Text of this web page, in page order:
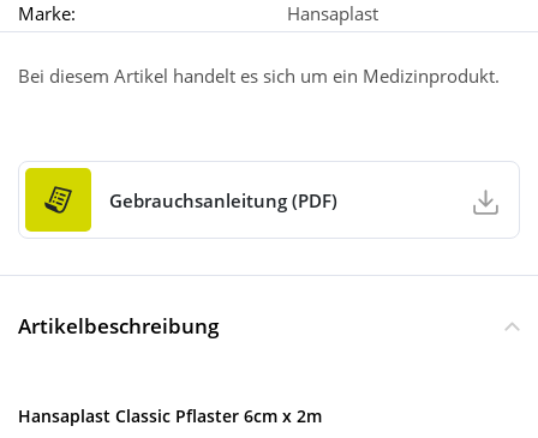
Marke:
Hansaplast
Bei diesem Artikel handelt es sich um ein Medizinprodukt.
Gebrauchsanleitung (PDF)
Artikelbeschreibung
Hansaplast Classic Pflaster 6cm x 2m